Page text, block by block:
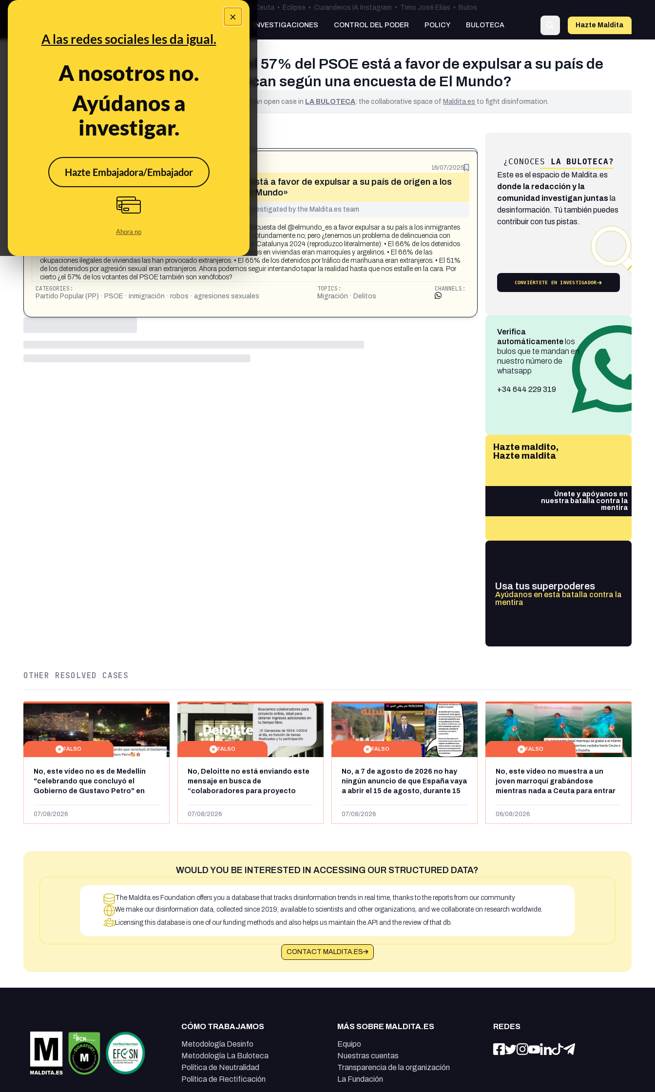
×
A las redes sociales les da igual.
A nosotros no.
Ayúdanos a
investigar.
Hazte Embajadora/Embajador
Ahora no
Especial Ceuta•Bulos Ceuta • Eclipse • Curanderos IA Instagram • Timo José Elías • Bulos
PREBUNKING INVESTIGACIONES CONTROL DEL PODER POLICY BULOTECA Hazte Maldita
¿El 92% de los votantes del PP y el 57% del PSOE está a favor de expulsar a su país de
origen a los inmigrantes que delincan según una encuesta de El Mundo?
This content has NOT yet been verified. It is an open case in LA BULOTECA: the collaborative space ofMaldita.es to fight disinformation.
What's being said: 16/07/2025
«El 92% de los votantes del PP y el 57% del PSOE está a favor de expulsar a su país de origen a los
inmigrantes que delincan según una encuesta de El Mundo»
This content has not yet been investigated by the Maldita.es team
El 92% de los votantes del @partidopopular y el 57% del PSOE según encuesta del @elmundo_es a favor expulsar a su país a los inmigrantes
que delincan. ¿Los inmigrantes son delincuentes? La inmensa mayoría, rotundamente no; pero ¿tenemos un problema de delincuencia con
una parte de inmigrantes? Rotundamente sí. - Datos oficiales Generalitat Catalunya 2024 (reproduzco literalmente): • El 66% de los detenidos
en Cataluña por robos con violencia eran extranjeros . • El 57% de los robos en viviendas eran marroquíes y argelinos. • El 66% de las
okupaciones ilegales de viviendas las han provocado extranjeros. • El 65% de los detenidos por tráfico de marihuana eran extranjeros. • El 51%
de los detenidos por agresión sexual eran extranjeros. Ahora podemos seguir intentando tapar la realidad hasta que nos estalle en la cara. Por
cierto ¿el 57% de los votantes del PSOE también son xenófobos?
CATEGORIES:
Partido Popular (PP) · PSOE · inmigración · robos · agresiones sexuales
TOPICS:
Migración · Delitos
CHANNELS:
¿CONOCES LA BULOTECA?
Este es el espacio de Maldita.es
donde la redacción y la
comunidad investigan juntasla
desinformación. Tú también puedes
contribuir con tus pistas.
CONVIÉRTETE EN INVESTIGADOR
Verifica
automáticamentelos
bulos que te mandan en
nuestro número de
whatsapp
+34 644 229 319
Hazte maldito,
Hazte maldita
Únete y apóyanos en
nuestra batalla contra la
mentira
Usa tus superpoderes
Ayúdanos en esta batalla contra la
mentira
OTHER RESOLVED CASES
FALSO
No, este vídeo no es de Medellín
"celebrando que concluyó el
Gobierno de Gustavo Petro" en
de 2024
07/08/2026
FALSO
No, Deloitte no está enviando este
mensaje en busca de
“colaboradores para proyecto
1.000 euros al día: es un timo
07/08/2026
FALSO
No, a 7 de agosto de 2026 no hay
ningún anuncio de que España vaya
a abrir el 15 de agosto, durante 15
y Ceuta
07/08/2026
FALSO
No, este vídeo no muestra a un
joven marroquí grabándose
mientras nada a Ceuta para entrar
más de 450km de Ceuta y el autor lo
06/08/2026
WOULD YOU BE INTERESTED IN ACCESSING OUR STRUCTURED DATA?
The Maldita.es Foundation offers you a database that tracks disinformation trends in real time, thanks to the reports from our community
We make our disinformation data, collected since 2019, available to scientists and other organizations, and we collaborate on research worldwide.
Licensing this database is one of our funding methods and also helps us maintain the API and the review of that db.
CONTACT MALDITA.ES
CÓMO TRABAJAMOS
Metodología Desinfo
Metodología La Buloteca
Política de Neutralidad
Política de Rectificación
MÁS SOBRE MALDITA.ES
Equipo
Nuestras cuentas
Transparencia de la organización
La Fundación
REDES